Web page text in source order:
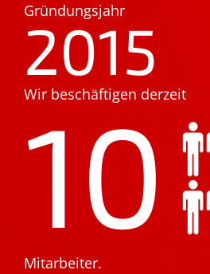
Gründungsjahr
2015
Wir beschäftigen derzeit
10
Mitarbeiter.